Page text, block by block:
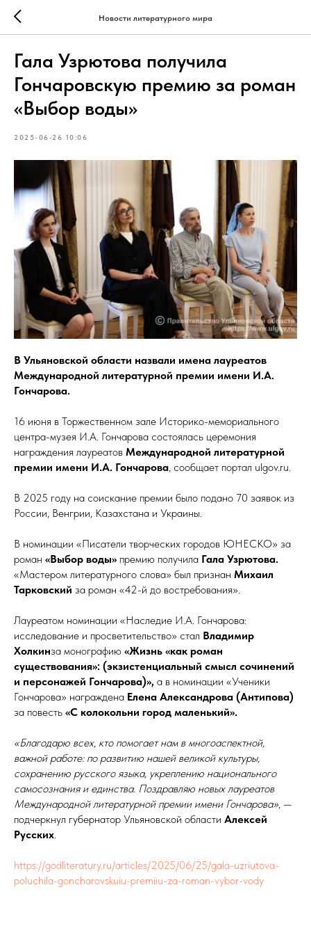
Новости литературного мира
Гала Узрютова получила
Гончаровскую премию за роман
«Выбор воды»
2025-06-26 10:06
В Ульяновской области назвали имена лауреатов
Международной литературной премии имени И.А.
Гончарова.
16 июня в Торжественном зале Историко-мемориального
центра-музея И.А. Гончарова состоялась церемония
награждения лауреатов Международной литературной
премии имени И.А. Гончарова, сообщает портал ulgov.ru.
В 2025 году на соискание премии было подано 70 заявок из
России, Венгрии, Казахстана и Украины.
В номинации «Писатели творческих городов ЮНЕСКО» за
роман «Выбор воды» премию получила Гала Узрютова.
«Мастером литературного слова» был признан Михаил
Тарковский за роман «42-й до востребования».
Лауреатом номинации «Наследие И.А. Гончарова:
исследование и просветительство» стал Владимир
Холкинза монографию «Жизнь «как роман
существования»: (экзистенциальный смысл сочинений
и персонажей Гончарова)», а в номинации «Ученики
Гончарова» награждена Елена Александрова (Антипова)
за повесть «С колокольни город маленький».
«Благодарю всех, кто помогает нам в многоаспектной,
важной работе: по развитию нашей великой культуры,
сохранению русского языка, укреплению национального
самосознания и единства. Поздравляю новых лауреатов
Международной литературной премии имени Гончарова», —
подчеркнул губернатор Ульяновской области Алексей
Русских.
https://godliteratury.ru/articles/2025/06/25/gala-uzriutova-
poluchila-goncharovskuiu-premiiu-za-roman-vybor-vody